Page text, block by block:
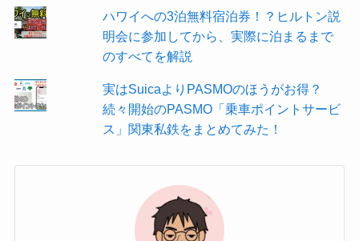
ハワイへの3泊無料宿泊券！？ヒルトン説
明会に参加してから、実際に泊まるまで
のすべてを解説
実はSuicaよりPASMOのほうがお得？
続々開始のPASMO「乗車ポイントサービ
ス」関東私鉄をまとめてみた！